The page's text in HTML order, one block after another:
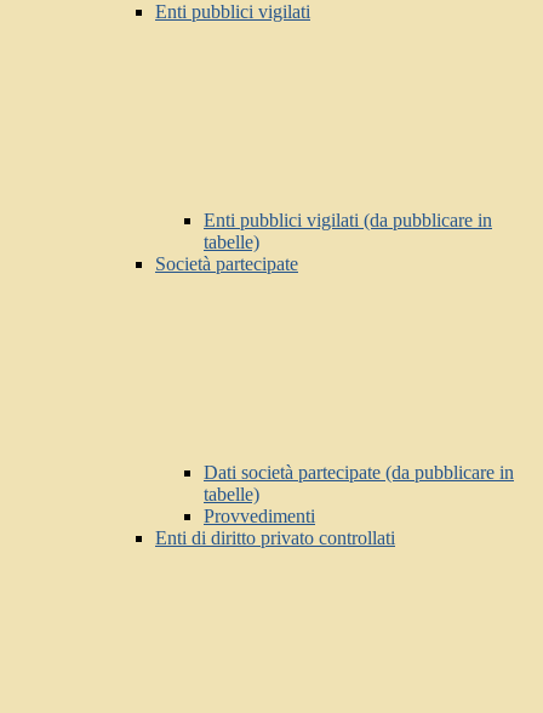
Enti pubblici vigilati
Enti pubblici vigilati (da pubblicare in
tabelle)
Società partecipate
Dati società partecipate (da pubblicare in
tabelle)
Provvedimenti
Enti di diritto privato controllati